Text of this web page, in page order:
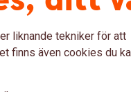
0 kr
liknande tekniker för att
finns även cookies du